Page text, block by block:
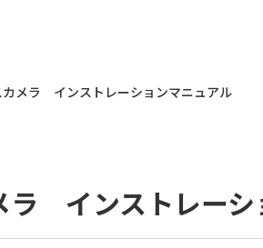
カメラ インストレーションマニュアル
ラ インストレーシ